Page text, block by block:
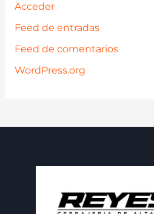
Acceder
Feed de entradas
Feed de comentarios
WordPress.org